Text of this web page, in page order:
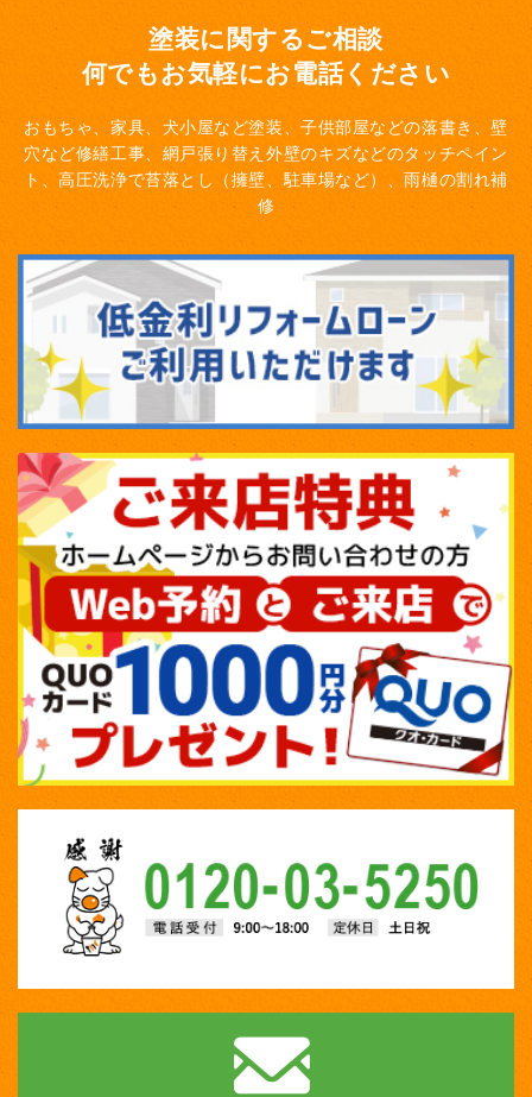
塗装に関するご相談
何でもお気軽にお電話ください
おもちゃ、家具、犬小屋など塗装、子供部屋などの落書き、壁
穴など修繕工事、網戸張り替え 外壁のキズなどのタッチペイン
ト、高圧洗浄で苔落とし（擁壁、駐車場など）、雨樋の割れ補
修